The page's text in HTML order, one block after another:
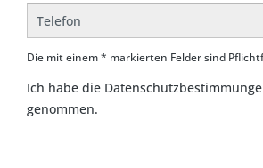
Die mit einem * markierten Felder sind
Ich habe die
genommen.